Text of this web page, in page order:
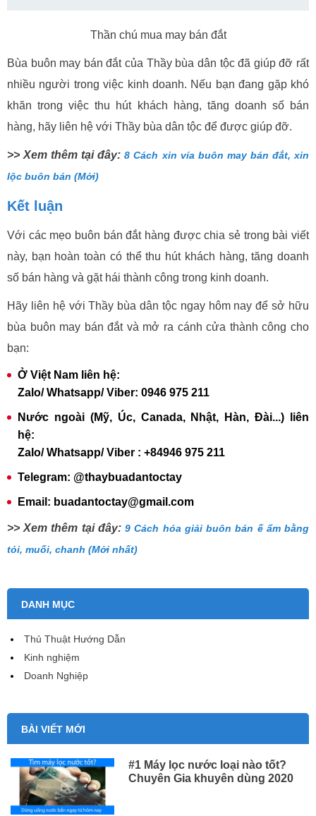
Thần chú mua may bán đắt
Bùa buôn may bán đắt của Thầy bùa dân tộc đã giúp đỡ rất
nhiều người trong việc kinh doanh. Nếu bạn đang gặp khó
khăn trong việc thu hút khách hàng, tăng doanh số bán
hàng, hãy liên hệ với Thầy bùa dân tộc để được giúp đỡ.
>> Xem thêm tại đây:8 Cách xin vía buôn may bán đắt, xin
lộc buôn bán (Mới)
Kết luận
Với các mẹo buôn bán đắt hàng được chia sẻ trong bài viết
này, bạn hoàn toàn có thể thu hút khách hàng, tăng doanh
số bán hàng và gặt hái thành công trong kinh doanh.
Hãy liên hệ với Thầy bùa dân tộc ngay hôm nay để sở hữu
bùa buôn may bán đắt và mở ra cánh cửa thành công cho
bạn:
Ở Việt Nam liên hệ:
Zalo/ Whatsapp/ Viber: 0946 975 211
Nước ngoài (Mỹ, Úc, Canada, Nhật, Hàn, Đài...) liên
hệ:
Zalo/ Whatsapp/ Viber : +84946 975 211
Telegram: @thaybuadantoctay
Email: buadantoctay@gmail.com
>> Xem thêm tại đây:9 Cách hóa giải buôn bán ế ẩm bằng
tỏi, muối, chanh (Mới nhất)
DANH MỤC
Thủ Thuật Hướng Dẫn
Kinh nghiệm
Doanh Nghiệp
BÀI VIẾT MỚI
#1 Máy lọc nước loại nào tốt?
Chuyên Gia khuyên dùng 2020